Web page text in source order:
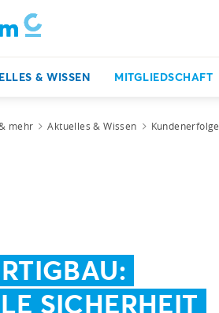
& WISSEN MITGLIEDSCHAFT
mehr Aktuelles & Wissen Kundenerfolge
SICHERHEIT